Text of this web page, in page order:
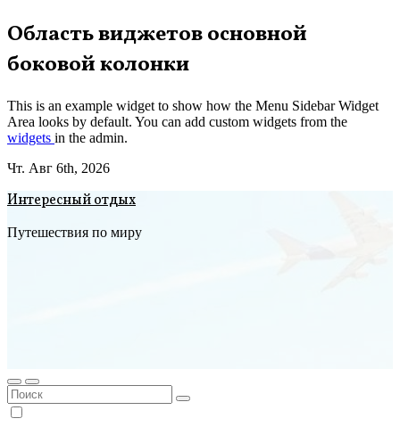
Перейти
к
содержимому
Область виджетов основной
боковой колонки
This is an example widget to show how the Menu Sidebar Widget
Area looks by default. You can add custom widgets from the
widgets in the admin.
Чт. Авг 6th, 2026
Интересный отдых
Путешествия по миру